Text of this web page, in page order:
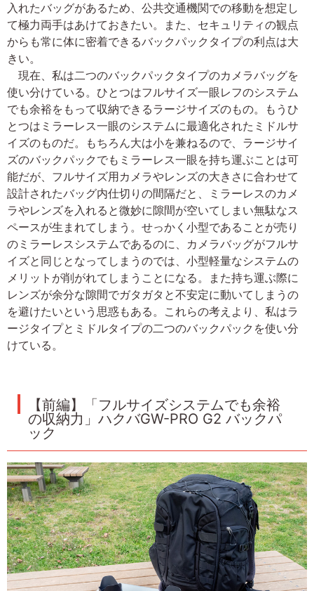
入れたバッグがあるため、公共交通機関での移動を想定し
て極力両手はあけておきたい。また、セキュリティの観点
からも常に体に密着できるバックパックタイプの利点は大
きい。
現在、私は二つのバックパックタイプのカメラバッグを
使い分けている。ひとつはフルサイズ一眼レフのシステム
でも余裕をもって収納できるラージサイズのもの。もうひ
とつはミラーレス一眼のシステムに最適化されたミドルサ
イズのものだ。もちろん大は小を兼ねるので、ラージサイ
ズのバックパックでもミラーレス一眼を持ち運ぶことは可
能だが、フルサイズ用カメラやレンズの大きさに合わせて
設計されたバッグ内仕切りの間隔だと、ミラーレスのカメ
ラやレンズを入れると微妙に隙間が空いてしまい無駄なス
ペースが生まれてしまう。せっかく小型であることが売り
のミラーレスシステムであるのに、カメラバッグがフルサ
イズと同じとなってしまうのでは、小型軽量なシステムの
メリットが削がれてしまうことになる。また持ち運ぶ際に
レンズが余分な隙間でガタガタと不安定に動いてしまうの
を避けたいという思惑もある。これらの考えより、私はラ
ージタイプとミドルタイプの二つのバックパックを使い分
けている。
【前編】「フルサイズシステムでも余裕
の収納力」ハクバGW-PRO G2 バックパ
ック